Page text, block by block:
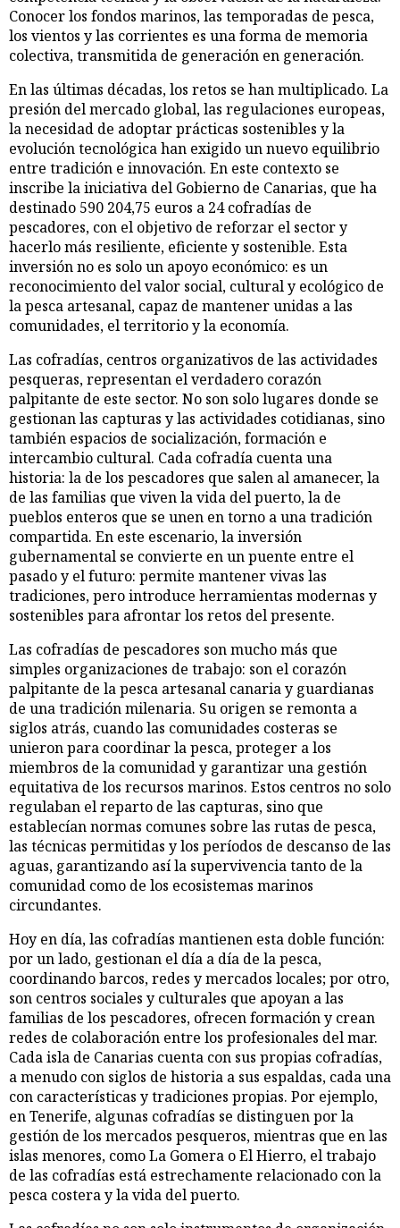
Conocer los fondos marinos, las temporadas de pesca,
los vientos y las corrientes es una forma de memoria
colectiva, transmitida de generación en generación.
En las últimas décadas, los retos se han multiplicado. La
presión del mercado global, las regulaciones europeas,
la necesidad de adoptar prácticas sostenibles y la
evolución tecnológica han exigido un nuevo equilibrio
entre tradición e innovación. En este contexto se
inscribe la iniciativa del Gobierno de Canarias, que ha
destinado 590 204,75 euros a 24 cofradías de
pescadores, con el objetivo de reforzar el sector y
hacerlo más resiliente, eficiente y sostenible. Esta
inversión no es solo un apoyo económico: es un
reconocimiento del valor social, cultural y ecológico de
la pesca artesanal, capaz de mantener unidas a las
comunidades, el territorio y la economía.
Las cofradías, centros organizativos de las actividades
pesqueras, representan el verdadero corazón
palpitante de este sector. No son solo lugares donde se
gestionan las capturas y las actividades cotidianas, sino
también espacios de socialización, formación e
intercambio cultural. Cada cofradía cuenta una
historia: la de los pescadores que salen al amanecer, la
de las familias que viven la vida del puerto, la de
pueblos enteros que se unen en torno a una tradición
compartida. En este escenario, la inversión
gubernamental se convierte en un puente entre el
pasado y el futuro: permite mantener vivas las
tradiciones, pero introduce herramientas modernas y
sostenibles para afrontar los retos del presente.
Las cofradías de pescadores son mucho más que
simples organizaciones de trabajo: son el corazón
palpitante de la pesca artesanal canaria y guardianas
de una tradición milenaria. Su origen se remonta a
siglos atrás, cuando las comunidades costeras se
unieron para coordinar la pesca, proteger a los
miembros de la comunidad y garantizar una gestión
equitativa de los recursos marinos. Estos centros no solo
regulaban el reparto de las capturas, sino que
establecían normas comunes sobre las rutas de pesca,
las técnicas permitidas y los períodos de descanso de las
aguas, garantizando así la supervivencia tanto de la
comunidad como de los ecosistemas marinos
circundantes.
Hoy en día, las cofradías mantienen esta doble función:
por un lado, gestionan el día a día de la pesca,
coordinando barcos, redes y mercados locales; por otro,
son centros sociales y culturales que apoyan a las
familias de los pescadores, ofrecen formación y crean
redes de colaboración entre los profesionales del mar.
Cada isla de Canarias cuenta con sus propias cofradías,
a menudo con siglos de historia a sus espaldas, cada una
con características y tradiciones propias. Por ejemplo,
en Tenerife, algunas cofradías se distinguen por la
gestión de los mercados pesqueros, mientras que en las
islas menores, como La Gomera o El Hierro, el trabajo
de las cofradías está estrechamente relacionado con la
pesca costera y la vida del puerto.